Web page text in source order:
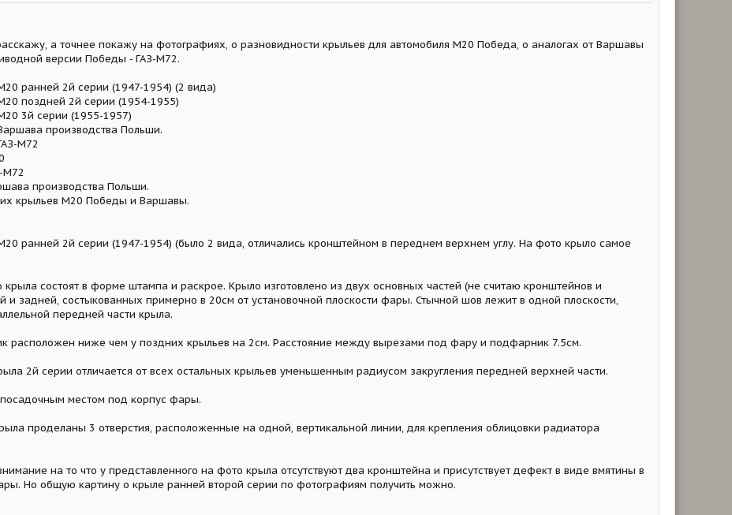
а точнее покажу на фотографиях, о разновидности крыльев для автомобиля М20 Победа, о аналогах от Варшавы
версии Победы - ГАЗ-М72.
ранней 2й серии (1947-1954) (2 вида)
поздней 2й серии (1954-1955)
3й серии (1955-1957)
производства Польши.
М72
М72
производства Польши.
крыльев М20 Победы и Варшавы.
ранней 2й серии (1947-1954) (было 2 вида, отличались кронштейном в переднем верхнем углу. На фото крыло самое
крыла состоят в форме штампа и раскрое. Крыло изготовлено из двух основных частей (не считаю кронштейнов и
и задней, состыкованных примерно в 20см от установочной плоскости фары. Стычной шов лежит в одной плоскости,
передней части крыла.
расположен ниже чем у поздних крыльев на 2см. Расстояние между вырезами под фару и подфарник 7.5см.
2й серии отличается от всех остальных крыльев уменьшенным радиусом закругления передней верхней части.
местом под корпус фары.
проделаны 3 отверстия, расположенные на одной, вертикальной линии, для крепления облицовки радиатора
на то что у представленного на фото крыла отсутствуют два кронштейна и присутствует дефект в виде вмятины в
Но общую картину о крыле ранней второй серии по фотографиям получить можно.